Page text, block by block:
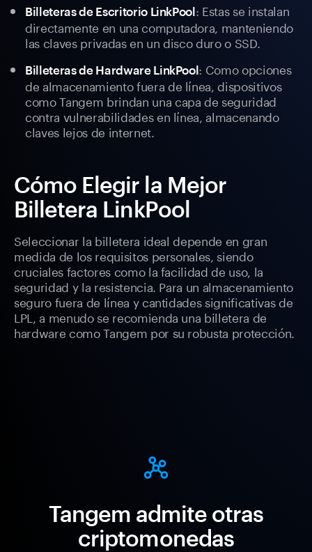
Billeteras de Escritorio LinkPool: Estas se instalan
directamente en una computadora, manteniendo
las claves privadas en un disco duro o SSD.
Billeteras de Hardware LinkPool: Como opciones
de almacenamiento fuera de línea, dispositivos
como Tangem brindan una capa de seguridad
contra vulnerabilidades en línea, almacenando
claves lejos de internet.
Cómo Elegir la Mejor
Billetera LinkPool
Seleccionar la billetera ideal depende en gran
medida de los requisitos personales, siendo
cruciales factores como la facilidad de uso, la
seguridad y la resistencia. Para un almacenamiento
seguro fuera de línea y cantidades significativas de
LPL, a menudo se recomienda una billetera de
hardware como Tangem por su robusta protección.
Tangem admite otras
criptomonedas